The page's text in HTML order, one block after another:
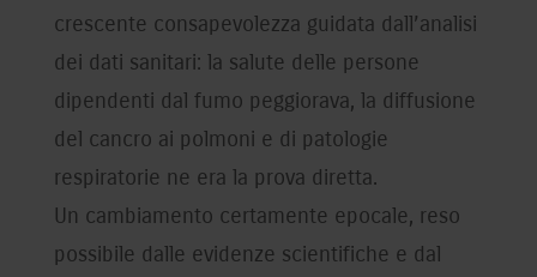
crescente consapevolezza guidata dall’analisi
dei dati sanitari: la salute delle persone
dipendenti dal fumo peggiorava, la diffusione
del cancro ai polmoni e di patologie
respiratorie ne era la prova diretta.
Un cambiamento certamente epocale, reso
possibile dalle evidenze scientifiche e dal